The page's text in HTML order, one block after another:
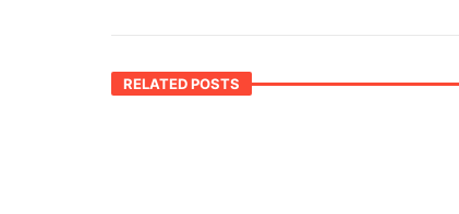
RELATED POSTS